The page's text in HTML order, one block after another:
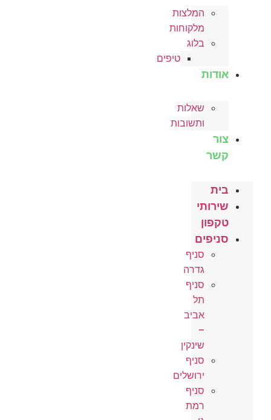
המלצות
מלקוחות
בלוג
טיפים
אודות
שאלות
ותשובות
צור
קשר
בית
שירותי
טקפון
סניפים
סניף
גדרה
סניף
תל
אביב
–
שינקין
סניף
ירושלים
סניף
רמת